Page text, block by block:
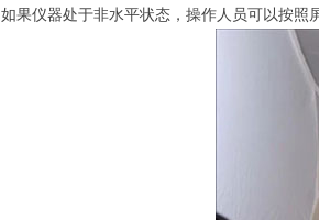
如果仪器处于非水平状态，操作人员可以按照